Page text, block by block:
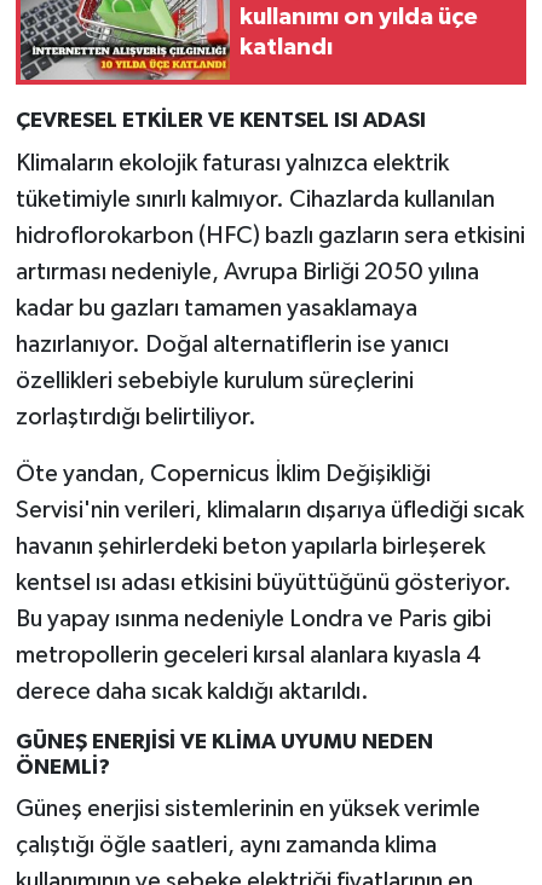
kullanımı on yılda üçe
katlandı
ÇEVRESEL ETKİLER VE KENTSEL ISI ADASI
Klimaların ekolojik faturası yalnızca elektrik
tüketimiyle sınırlı kalmıyor. Cihazlarda kullanılan
hidroflorokarbon (HFC) bazlı gazların sera etkisini
artırması nedeniyle, Avrupa Birliği 2050 yılına
kadar bu gazları tamamen yasaklamaya
hazırlanıyor. Doğal alternatiflerin ise yanıcı
özellikleri sebebiyle kurulum süreçlerini
zorlaştırdığı belirtiliyor.
Öte yandan, Copernicus İklim Değişikliği
Servisi'nin verileri, klimaların dışarıya üflediği sıcak
havanın şehirlerdeki beton yapılarla birleşerek
kentsel ısı adası etkisini büyüttüğünü gösteriyor.
Bu yapay ısınma nedeniyle Londra ve Paris gibi
metropollerin geceleri kırsal alanlara kıyasla 4
derece daha sıcak kaldığı aktarıldı.
GÜNEŞ ENERJİSİ VE KLİMA UYUMU NEDEN
ÖNEMLİ?
Güneş enerjisi sistemlerinin en yüksek verimle
çalıştığı öğle saatleri, aynı zamanda klima